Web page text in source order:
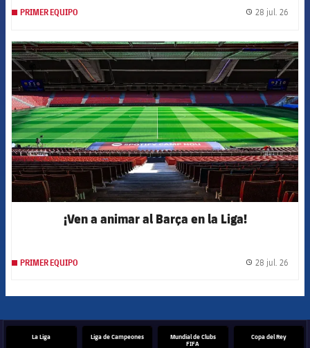
PRIMER EQUIPO 28 jul. 26
FCB Barcelona badge
¡Ven a animar al Barça en la Liga!
PRIMER EQUIPO 28 jul. 26
La Liga Liga de Campeones
Mundial de Clubs
FIFA
Copa del Rey